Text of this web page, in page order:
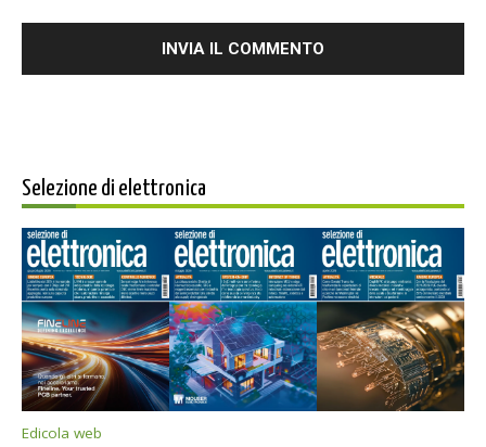
Selezione di elettronica
Edicola web